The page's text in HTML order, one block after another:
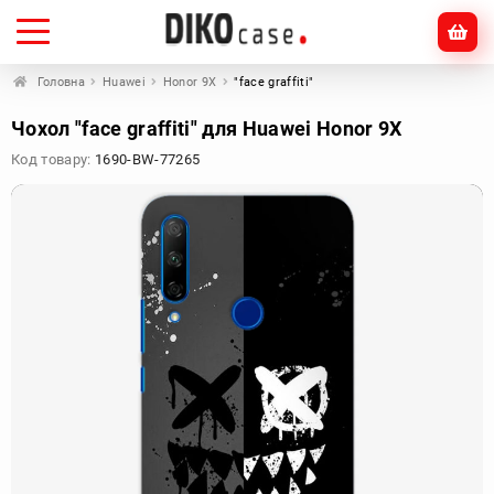
Головна Huawei Honor 9X "face graffiti"
Чохол "face graffiti" для Huawei Honor 9X
Код товару: 1690-BW-77265